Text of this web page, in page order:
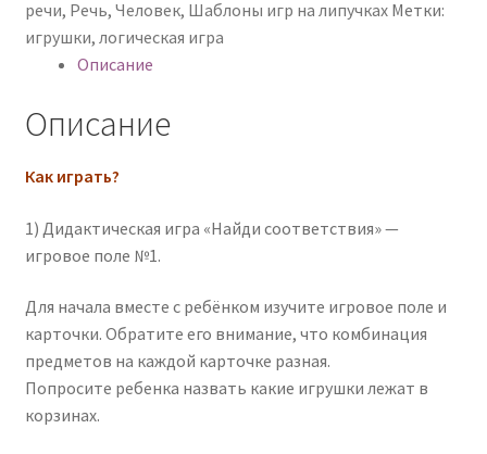
речи, Речь, Человек, Шаблоны игр на липучках Метки:
игрушки, логическая игра
Описание
Описание
Как играть?
1) Дидактическая игра «Найди соответствия» —
игровое поле №1.
Для начала вместе с ребёнком изучите игровое поле и
карточки. Обратите его внимание, что комбинация
предметов на каждой карточке разная.
Попросите ребенка назвать какие игрушки лежат в
корзинах.